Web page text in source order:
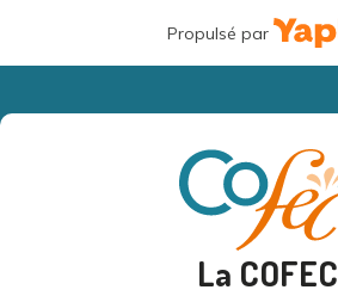
Propulsé par
La COFEC